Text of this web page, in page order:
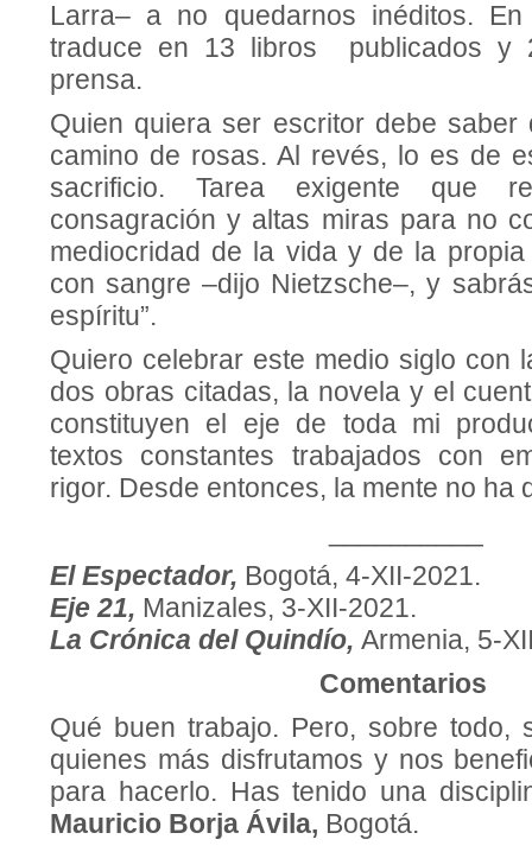
Larra– a no quedarnos inéditos.
traduce en 13 libros publicados y
prensa.
Quien quiera ser escritor debe
camino de rosas. Al revés, lo es de
sacrificio. Tarea exigente que
consagración y altas miras para no
mediocridad de la vida y de la propia
con sangre –dijo Nietzsche–, y
espíritu”.
Quiero celebrar este medio siglo con
dos obras citadas, la novela y el
constituyen el eje de toda mi
textos constantes trabajados con
rigor. Desde entonces, la mente no ha
El Espectador, Bogotá, 4-XII-2021.
Eje 21, Manizales, 3-XII-2021.
La Crónica del Quindío, Armenia, 5-
Comentarios
Qué buen trabajo. Pero, sobre todo,
quienes más disfrutamos y nos
para hacerlo. Has tenido una
Mauricio Borja Ávila, Bogotá.